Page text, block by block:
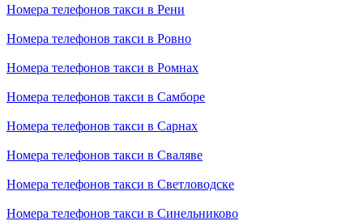
Номера телефонов такси в Рени
Номера телефонов такси в Ровно
Номера телефонов такси в Ромнах
Номера телефонов такси в Самборе
Номера телефонов такси в Сарнах
Номера телефонов такси в Сваляве
Номера телефонов такси в Светловодске
Номера телефонов такси в Синельниково